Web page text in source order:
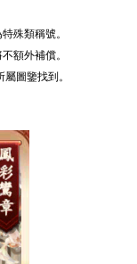
殊類稱號。
額外補償。
圖鑒找到。